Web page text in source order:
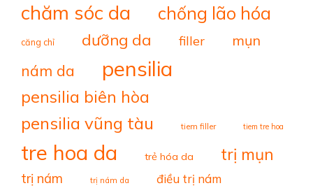
chăm sóc da chống lão hóa
căng chỉ dưỡng da filler mụn
nám da pensilia
pensilia biên hòa
pensilia vũng tàu tiem filler tiem tre hoa
tre hoa da trẻ hóa da trị mụn
trị nám trị nám da điều trị nám